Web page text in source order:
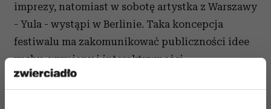
imprezy, natomiast w sobotę artystka z Warszawy
- Yula - wystąpi w Berlinie. Taka koncepcja
festiwalu ma zakomunikować publiczności idee
ruchu, wymiany i interaktywności.
LFSM Festival Berlin-Warszawa odbędzie się 8